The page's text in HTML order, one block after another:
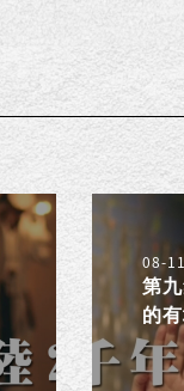
08-
第
的